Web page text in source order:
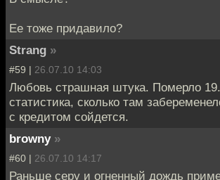
Ее тоже придавило?
Strang »
#59 | 26.07.10 14:03
Любовь страшная штука. Померло
статистика, сколько там
с кредитом сойдется.
browny »
#60 | 26.07.10 14:17
Раньше серу и огненный дождь